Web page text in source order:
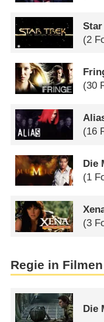
Star
(2
(30
(16
Die
(1
(3
Regie in Filmen
Die